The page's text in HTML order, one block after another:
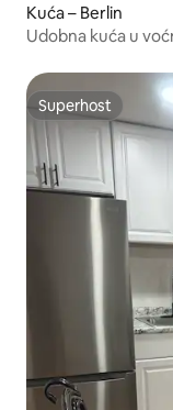
Kuća – Berlin
Udobna kuća u
Superhost
Superhost